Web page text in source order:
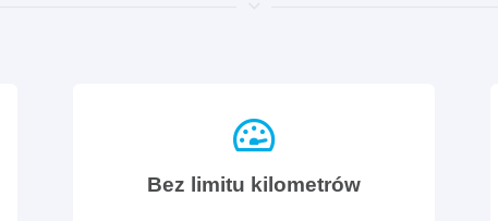
Bez limitu kilometrów